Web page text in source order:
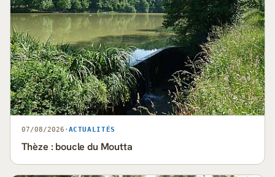
07/08/2026 · ACTUALITÉS
Thèze : boucle du Moutta